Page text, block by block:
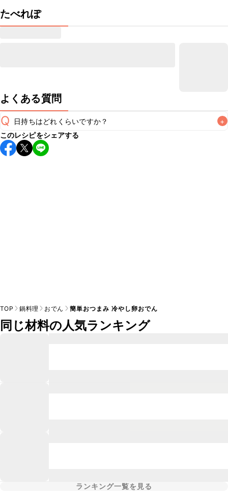
たべれぽ
よくある質問
Q 日持ちはどれくらいですか？ +
保存期間は冷蔵で当日中が目安です。なるべくお早めにお召
し上がりください。
このレシピをシェアする
TOP 鍋料理 おでん 簡単おつまみ 冷やし卵おでん
同じ材料の人気ランキング
ランキング一覧を見る